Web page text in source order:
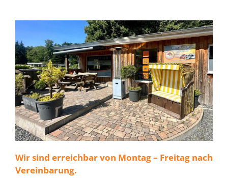
Wir sind erreichbar von Montag – Freitag nach
Vereinbarung.